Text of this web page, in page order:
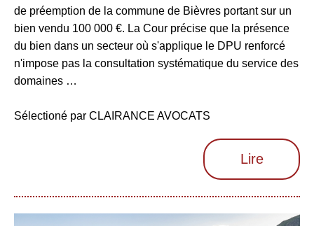
de préemption de la commune de Bièvres portant sur un
bien vendu 100 000 €. La Cour précise que la présence
du bien dans un secteur où s'applique le DPU renforcé
n'impose pas la consultation systématique du service des
domaines …
Sélectioné par CLAIRANCE AVOCATS
Lire